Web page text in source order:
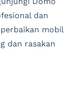
dan
mobil
dan rasakan